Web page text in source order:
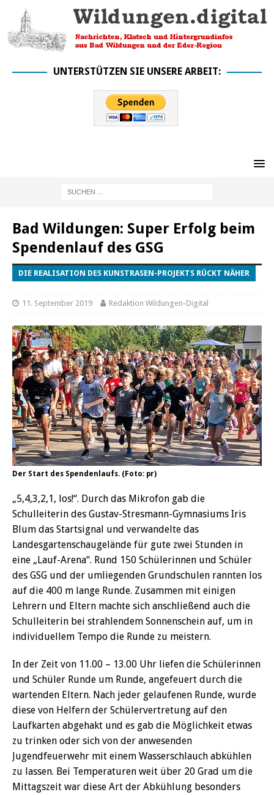
UNTERSTÜTZEN SIE UNSERE ARBEIT:
Bad Wildungen: Super Erfolg beim
Spendenlauf des GSG
DIE REALISATION DES KUNSTRASEN-PROJEKTS RÜCKT NÄHER
11. September 2019 Redaktion Wildungen-Digital
Der Start des Spendenlaufs. (Foto: pr)
„5,4,3,2,1, los!“. Durch das Mikrofon gab die
Schulleiterin des Gustav-Stresmann-Gymnasiums Iris
Blum das Startsignal und verwandelte das
Landesgartenschaugelände für gute zwei Stunden in
eine „Lauf-Arena“. Rund 150 Schülerinnen und Schüler
des GSG und der umliegenden Grundschulen rannten los
auf die 400 m lange Runde. Zusammen mit einigen
Lehrern und Eltern machte sich anschließend auch die
Schulleiterin bei strahlendem Sonnenschein auf, um in
individuellem Tempo die Runde zu meistern.
In der Zeit von 11.00 – 13.00 Uhr liefen die Schülerinnen
und Schüler Runde um Runde, angefeuert durch die
wartenden Eltern. Nach jeder gelaufenen Runde, wurde
diese von Helfern der Schülervertretung auf den
Laufkarten abgehakt und es gab die Möglichkeit etwas
zu trinken oder sich von der anwesenden
Jugendfeuerwehr mit einem Wasserschlauch abkühlen
zu lassen. Bei Temperaturen weit über 20 Grad um die
Mittagszeit war diese Art der Abkühlung besonders